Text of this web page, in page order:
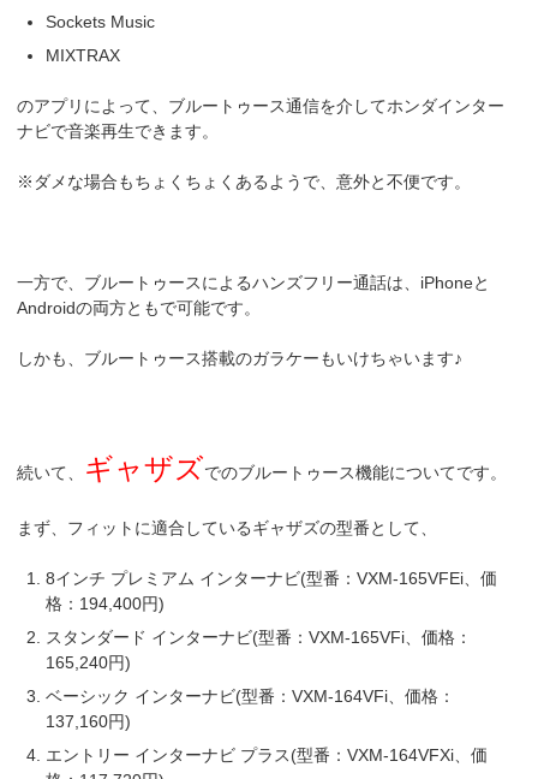
Sockets Music
MIXTRAX
のアプリによって、ブルートゥース通信を介してホンダインター
ナビで音楽再生できます。
※ダメな場合もちょくちょくあるようで、意外と不便です。
一方で、ブルートゥースによるハンズフリー通話は、iPhoneと
Androidの両方ともで可能です。
しかも、ブルートゥース搭載のガラケーもいけちゃいます♪
続いて、 ギャザズでのブルートゥース機能についてです。
まず、フィットに適合しているギャザズの型番として、
8インチ プレミアム インターナビ(型番：VXM-165VFEi、価
格：194,400円)
スタンダード インターナビ(型番：VXM-165VFi、価格：
165,240円)
ベーシック インターナビ(型番：VXM-164VFi、価格：
137,160円)
エントリー インターナビ プラス(型番：VXM-164VFXi、価